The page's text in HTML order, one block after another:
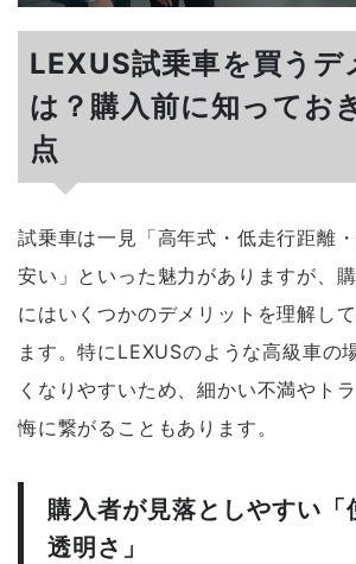
LEXUS試乗車を買うデ
は？購入前に知ってお
点
試乗車は一見「高年式・低走行距離
安い」といった魅力がありますが、
にはいくつかのデメリットを理解し
ます。特にLEXUSのような高級車の
くなりやすいため、細かい不満やト
悔に繋がることもあります。
購入者が見落としやすい「
透明さ」